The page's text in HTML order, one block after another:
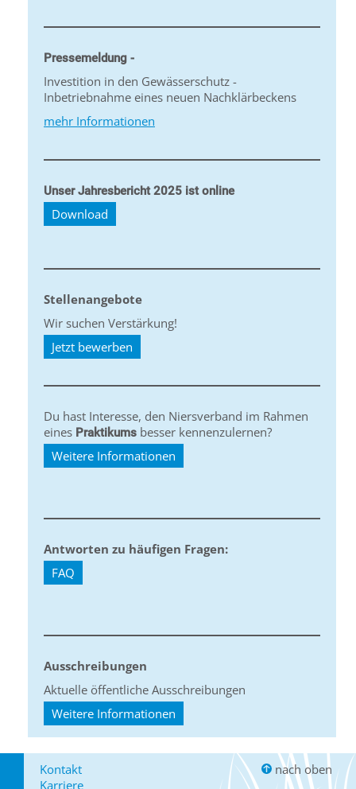
Pressemeldung -
Investition in den Gewässerschutz -
Inbetriebnahme eines neuen Nachklärbeckens
mehr Informationen
Unser Jahresbericht 2025 ist online
Download
Stellenangebote
Wir suchen Verstärkung!
Jetzt bewerben
Du hast Interesse, den Niersverband im Rahmen
eines Praktikums besser kennenzulernen?
Weitere Informationen
Antworten zu häufigen Fragen:
FAQ
Ausschreibungen
Aktuelle öffentliche Ausschreibungen
Weitere Informationen
Kontakt
Karriere
nach oben